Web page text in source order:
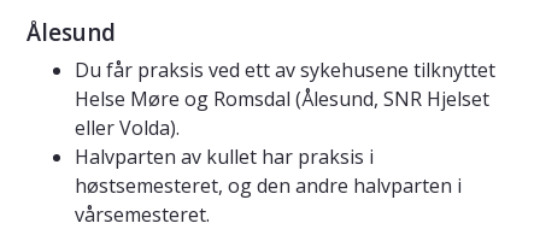
Ålesund
Du får praksis ved ett av sykehusene tilknyttet
Helse Møre og Romsdal (Ålesund, SNR Hjelset
eller Volda).
Halvparten av kullet har praksis i
høstsemesteret, og den andre halvparten i
vårsemesteret.